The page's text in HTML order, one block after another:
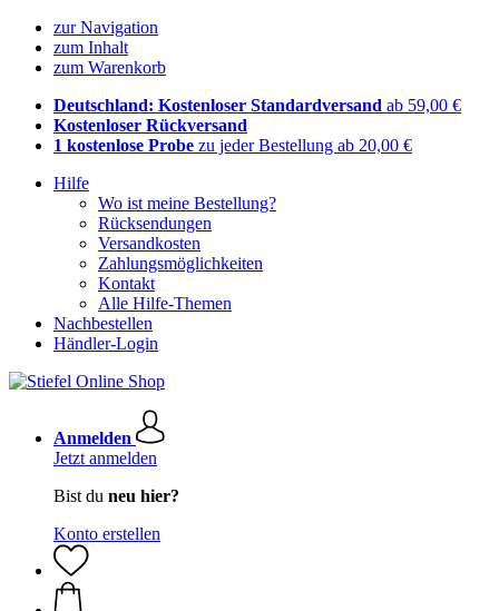
zur Navigation
zum Inhalt
zum Warenkorb
Deutschland: Kostenloser Standardversand ab 59,00 €
Kostenloser Rückversand
1 kostenlose Probe zu jeder Bestellung ab 20,00 €
Hilfe
Wo ist meine Bestellung?
Rücksendungen
Versandkosten
Zahlungsmöglichkeiten
Kontakt
Alle Hilfe-Themen
Nachbestellen
Händler-Login
Anmelden
Jetzt anmelden
Bist du neu hier?
Konto erstellen